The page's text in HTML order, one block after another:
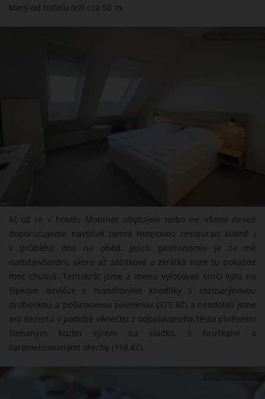
který od hotelu leží cca 50 m.
Ať už se v hotelu Monínec ubytujete nebo ne, všemi deseti
doporučujeme navštívit tamní hotelovou restauraci klidně i
v průběhu dne na oběd. Jejich gastronomie je za mě
nadstandardní, skoro až zážitková a zkrátka nám tu pokaždé
moc chutná. Tentokrát jsme z menu vylosovali srnčí kýtu na
šípkové omáčce s mandlovými knedlíky s rozmarýnovou
drobenkou a pošírovanou zeleninou (375 Kč) a neodolali jsme
ani dezertu v podobě věnečku z odpalovaného těsta plněného
šlehaným kozím sýrem na sladko, s hruškami a
karamelizovanými ořechy (158 Kč).